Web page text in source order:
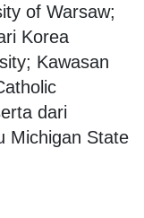
of Warsaw;
Korea
Kawasan
dari
Michigan State